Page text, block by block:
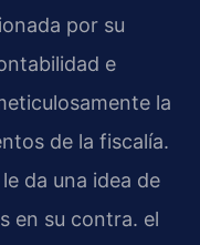
por su
e
la
de la fiscalía.
da una idea de
en su contra. el